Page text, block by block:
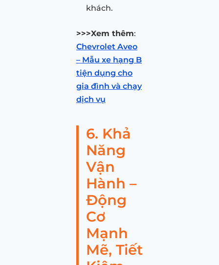
khách.
>>>Xem thêm:
Chevrolet Aveo
– Mẫu xe hạng B
tiện dụng cho
gia đình và chạy
dịch vụ
6. Khả
Năng
Vận
Hành –
Động
Cơ
Mạnh
Mẽ, Tiết